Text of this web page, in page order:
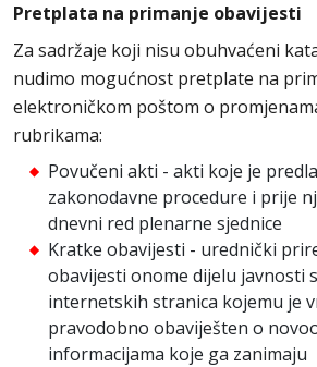
Pretplata na primanje obavijesti
Za sadržaje koji nisu obuhvaćeni
nudimo mogućnost pretplate na
elektroničkom poštom o
rubrikama:
Povučeni akti - akti koje je
zakonodavne procedure i prije
dnevni red plenarne sjednice
Kratke obavijesti - urednički
obavijesti onome dijelu javnosti
internetskih stranica kojemu je
pravodobno obaviješten o
informacijama koje ga zanimaju